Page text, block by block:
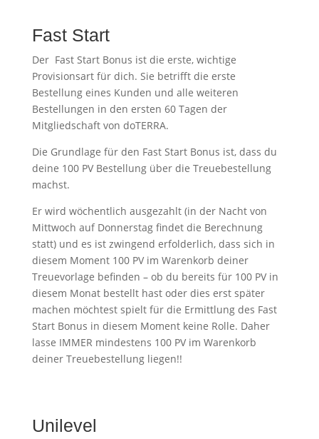
Fast Start
Der Fast Start Bonus ist die erste, wichtige
Provisionsart für dich. Sie betrifft die erste
Bestellung eines Kunden und alle weiteren
Bestellungen in den ersten 60 Tagen der
Mitgliedschaft von doTERRA.
Die Grundlage für den Fast Start Bonus ist, dass du
deine 100 PV Bestellung über die Treuebestellung
machst.
Er wird wöchentlich ausgezahlt (in der Nacht von
Mittwoch auf Donnerstag findet die Berechnung
statt) und es ist zwingend erfolderlich, dass sich in
diesem Moment 100 PV im Warenkorb deiner
Treuevorlage befinden – ob du bereits für 100 PV in
diesem Monat bestellt hast oder dies erst später
machen möchtest spielt für die Ermittlung des Fast
Start Bonus in diesem Moment keine Rolle. Daher
lasse IMMER mindestens 100 PV im Warenkorb
deiner Treuebestellung liegen!!
Unilevel